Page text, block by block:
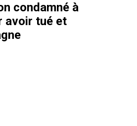
condamné à
avoir tué et